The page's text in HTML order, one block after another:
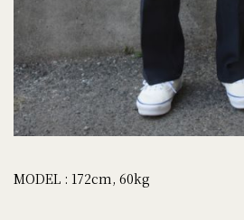
MODEL : 172cm, 60kg